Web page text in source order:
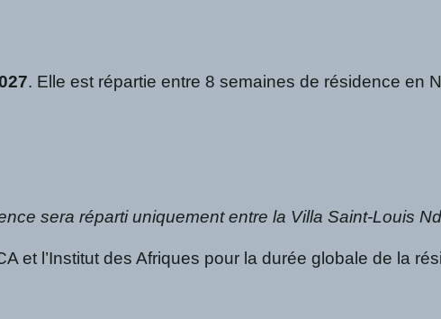
. Elle est répartie entre 8 semaines de résidence en
sera réparti uniquement entre la Villa Saint-Louis
et l’Institut des Afriques pour la durée globale de la